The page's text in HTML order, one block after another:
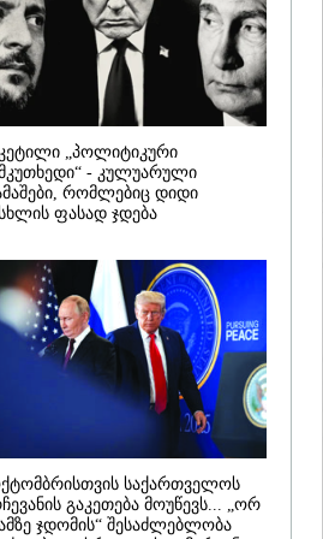
მათ
არ
ქეთა
რატომ ჩაბნელდა
მესამედ: საბოტაჟი,
თვალჭრელიძის
„პოლიტიკური
- კულუარული
რომლებიც დიდი
ფასად ჯდება
საქართველოს
გაკეთება მოუწევს... „ორ
ჯდომის“ შესაძლებლობა